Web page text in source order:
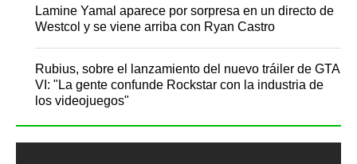
Lamine Yamal aparece por sorpresa en un directo de
Westcol y se viene arriba con Ryan Castro
Rubius, sobre el lanzamiento del nuevo tráiler de GTA
VI: "La gente confunde Rockstar con la industria de
los videojuegos"